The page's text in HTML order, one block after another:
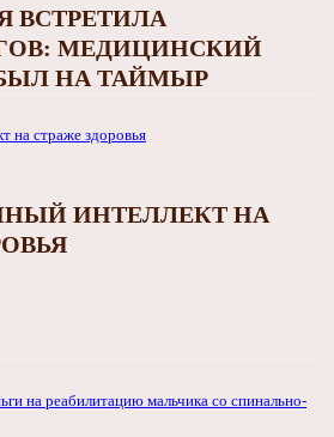
ВСТРЕТИЛА
МЕДИЦИНСКИЙ
НА ТАЙМЫР
ИНТЕЛЛЕКТ НА